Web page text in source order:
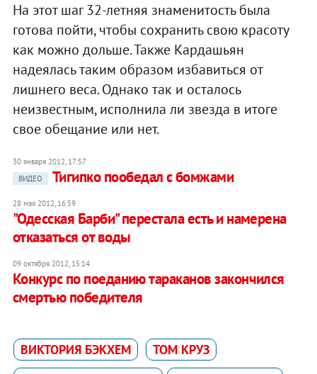
На этот шаг 32-летняя знаменитость была
готова пойти, чтобы сохранить свою красоту
как можно дольше. Также Кардашьян
надеялась таким образом избавиться от
лишнего веса. Однако так и осталось
неизвестным, исполнила ли звезда в итоге
свое обещание или нет.
30 января 2012, 17:57
ВИДЕО
Тигипко пообедал с бомжами
28 мая 2012, 16:59
"Одесская Барби" перестала есть и намерена
отказаться от воды
09 октября 2012, 15:14
Конкурс по поеданию тараканов закончился
смертью победителя
ВИКТОРИЯ БЭКХЕМ
ТОМ КРУЗ